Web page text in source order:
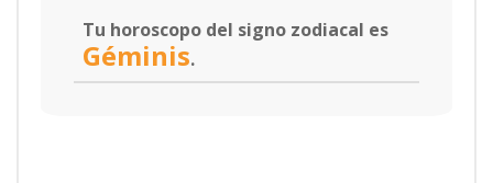
Tu horoscopo del signo zodiacal es
Géminis.